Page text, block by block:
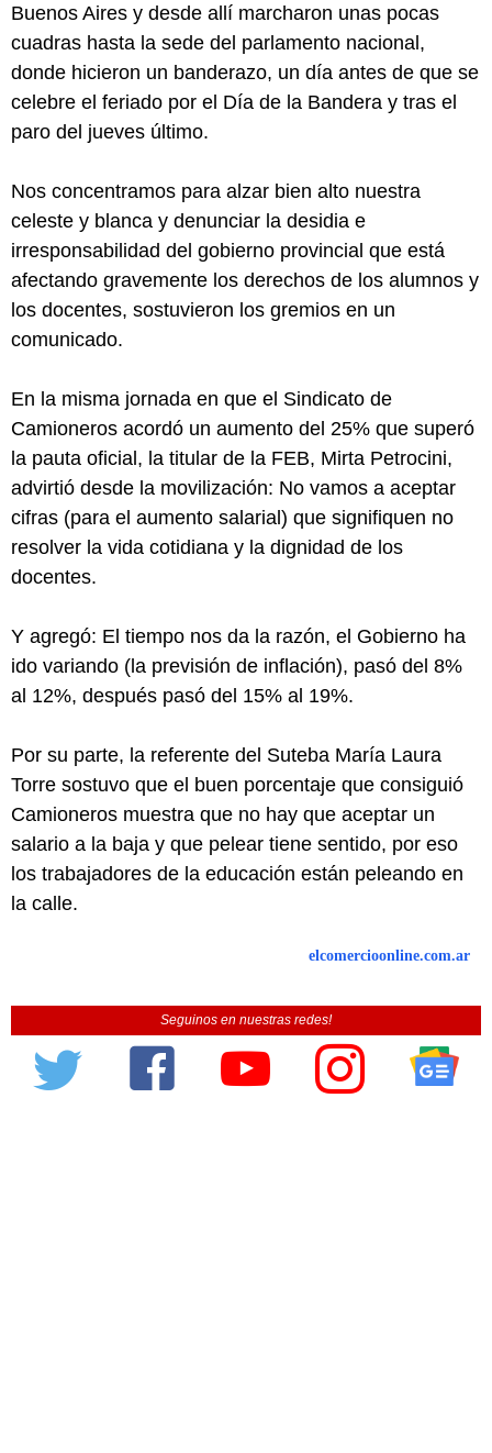
Buenos Aires y desde allí marcharon unas pocas
cuadras hasta la sede del parlamento nacional,
donde hicieron un banderazo, un día antes de que se
celebre el feriado por el Día de la Bandera y tras el
paro del jueves último.
Nos concentramos para alzar bien alto nuestra
celeste y blanca y denunciar la desidia e
irresponsabilidad del gobierno provincial que está
afectando gravemente los derechos de los alumnos y
los docentes, sostuvieron los gremios en un
comunicado.
En la misma jornada en que el Sindicato de
Camioneros acordó un aumento del 25% que superó
la pauta oficial, la titular de la FEB, Mirta Petrocini,
advirtió desde la movilización: No vamos a aceptar
cifras (para el aumento salarial) que signifiquen no
resolver la vida cotidiana y la dignidad de los
docentes.
Y agregó: El tiempo nos da la razón, el Gobierno ha
ido variando (la previsión de inflación), pasó del 8%
al 12%, después pasó del 15% al 19%.
Por su parte, la referente del Suteba María Laura
Torre sostuvo que el buen porcentaje que consiguió
Camioneros muestra que no hay que aceptar un
salario a la baja y que pelear tiene sentido, por eso
los trabajadores de la educación están peleando en
la calle.
elcomercioonline.com.ar
Seguinos en nuestras redes!